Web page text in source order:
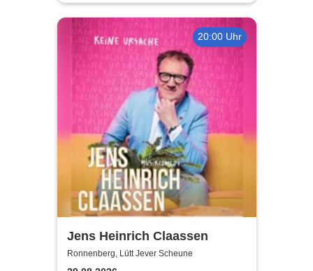
20:00 Uhr
Jens Heinrich Claassen
Ronnenberg, Lütt Jever Scheune